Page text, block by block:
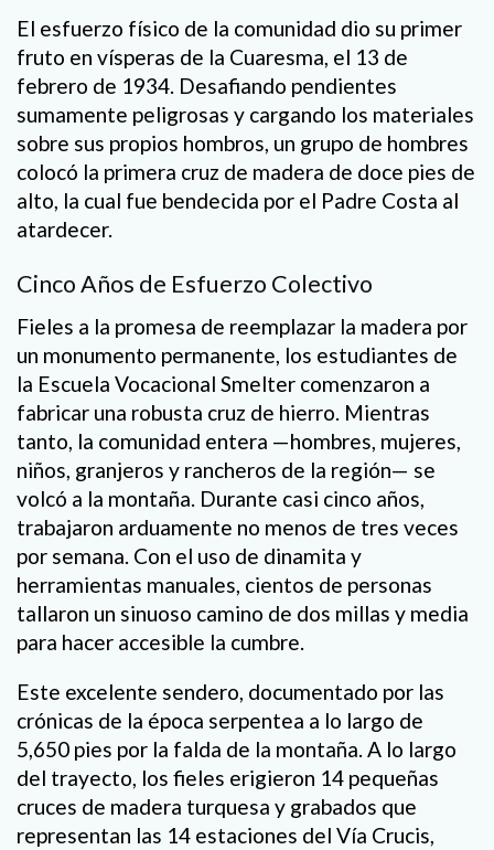
El esfuerzo físico de la comunidad dio su primer
fruto en vísperas de la Cuaresma, el 13 de
febrero de 1934. Desafiando pendientes
sumamente peligrosas y cargando los materiales
sobre sus propios hombros, un grupo de hombres
colocó la primera cruz de madera de doce pies de
alto, la cual fue bendecida por el Padre Costa al
atardecer.
Cinco Años de Esfuerzo Colectivo
Fieles a la promesa de reemplazar la madera por
un monumento permanente, los estudiantes de
la Escuela Vocacional Smelter comenzaron a
fabricar una robusta cruz de hierro. Mientras
tanto, la comunidad entera —hombres, mujeres,
niños, granjeros y rancheros de la región— se
volcó a la montaña. Durante casi cinco años,
trabajaron arduamente no menos de tres veces
por semana. Con el uso de dinamita y
herramientas manuales, cientos de personas
tallaron un sinuoso camino de dos millas y media
para hacer accesible la cumbre.
Este excelente sendero, documentado por las
crónicas de la época serpentea a lo largo de
5,650 pies por la falda de la montaña. A lo largo
del trayecto, los fieles erigieron 14 pequeñas
cruces de madera turquesa y grabados que
representan las 14 estaciones del Vía Crucis,